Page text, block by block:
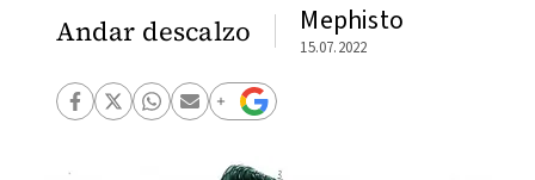
Andar descalzo Mephisto
15.07.2022